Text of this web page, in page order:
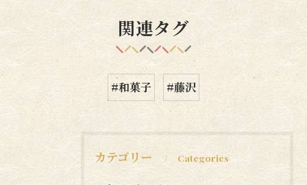
関連タグ
#和菓子 #藤沢
カテゴリー Categories